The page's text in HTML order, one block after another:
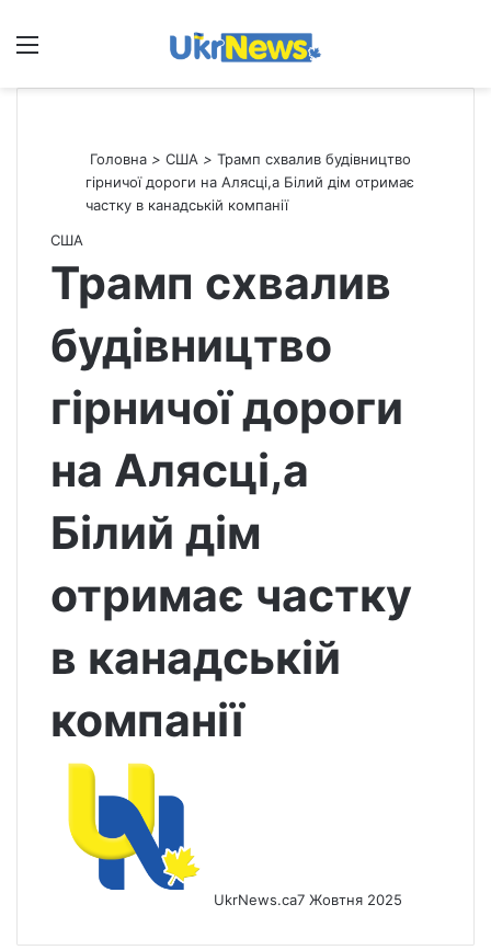
Меню
Головна > США > Трамп схвалив будівництво
гірничої дороги на Алясці,а Білий дім отримає
частку в канадській компанії
США
Трамп схвалив
будівництво
гірничої дороги
на Алясці,а
Білий дім
отримає частку
в канадській
компанії
UkrNews.ca7 Жовтня 2025